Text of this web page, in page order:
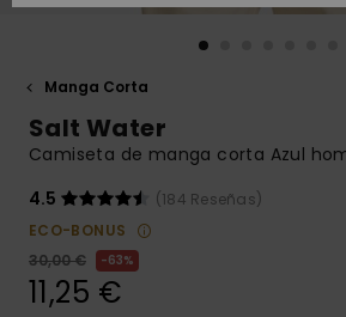
la respuesta
más rápida a
respuestas a
las preguntas
Manga Corta
Salt Water
Camiseta de manga corta Azul
4.5
(184 Reseñas)
ECO-BONUS
30,00 €
63%
11,25 €